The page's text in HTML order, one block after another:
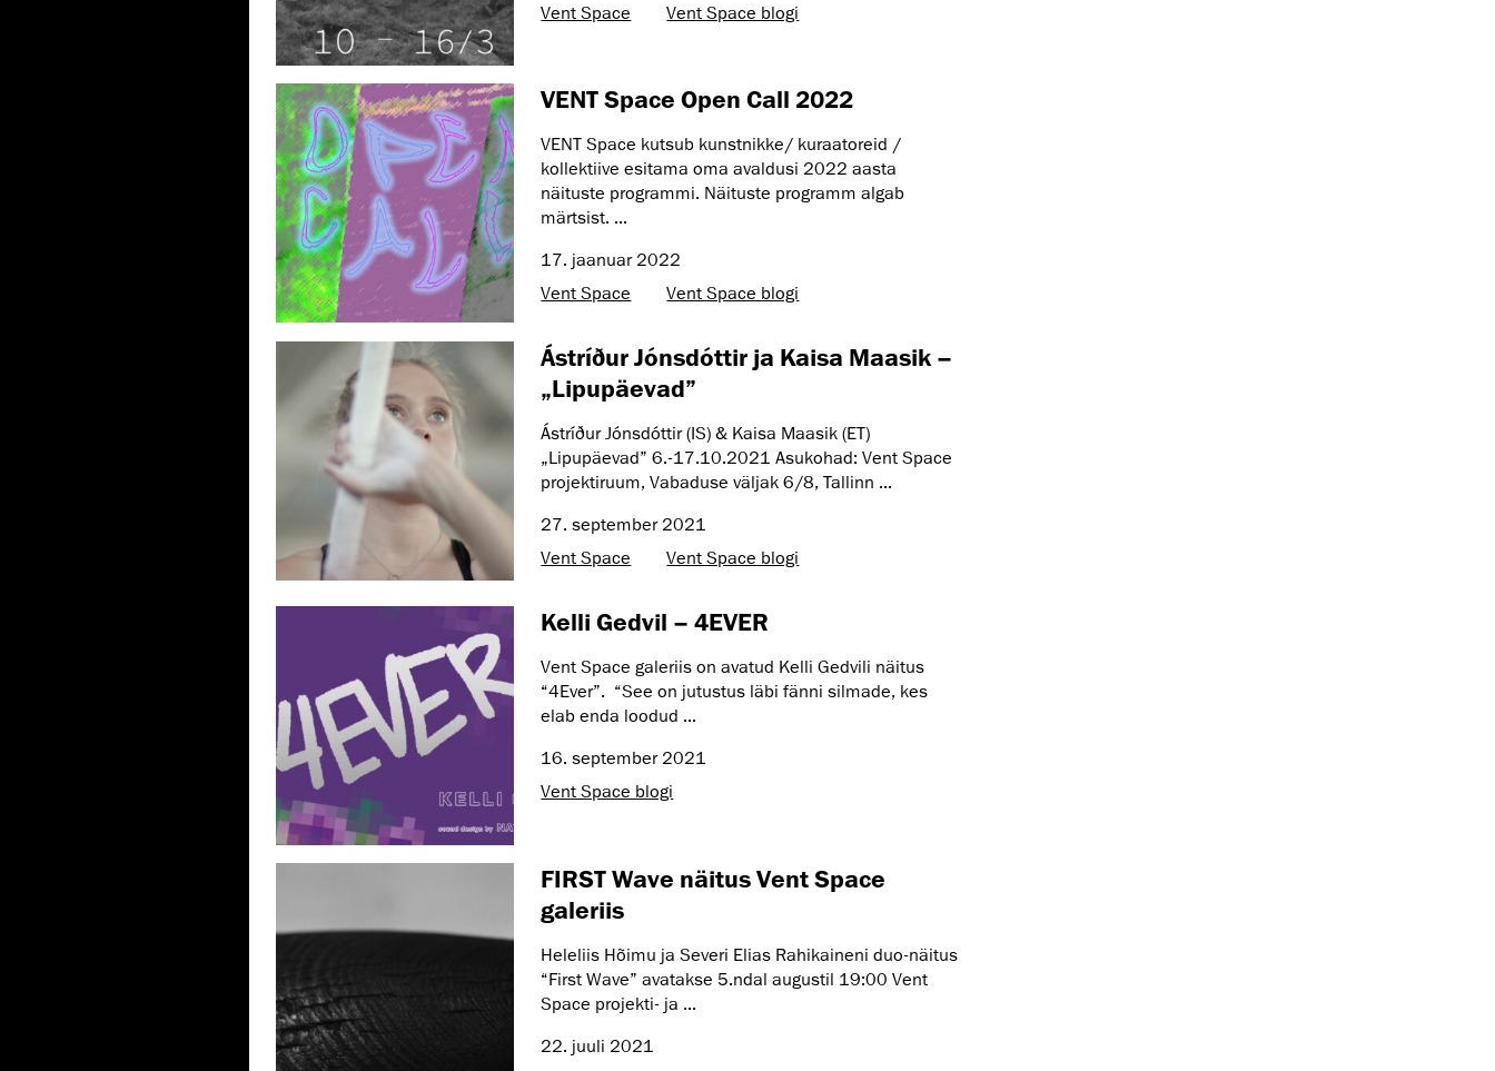
Vent Space
Vent Space blogi
VENT Space Open Call 2022
VENT Space kutsub kunstnikke/ kuraatoreid /
kollektiive esitama oma avaldusi 2022 aasta
näituste programmi. Näituste programm algab
märtsist. ...
17. jaanuar 2022
Vent Space
Vent Space blogi
Ástríður Jónsdóttir ja Kaisa Maasik –
„Lipupäevad”
Ástríður Jónsdóttir (IS) & Kaisa Maasik (ET)
„Lipupäevad” 6.-17.10.2021 Asukohad: Vent Space
projektiruum, Vabaduse väljak 6/8, Tallinn ...
27. september 2021
Vent Space
Vent Space blogi
Kelli Gedvil – 4EVER
Vent Space galeriis on avatud Kelli Gedvili näitus
“4Ever”. “See on jutustus läbi fänni silmade, kes
elab enda loodud ...
16. september 2021
Vent Space blogi
FIRST Wave näitus Vent Space
galeriis
Heleliis Hõimu ja Severi Elias Rahikaineni duo-näitus
“First Wave” avatakse 5.ndal augustil 19:00 Vent
Space projekti- ja ...
22. juuli 2021